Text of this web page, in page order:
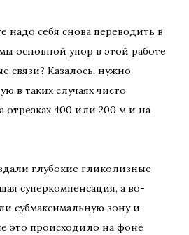
надо себя снова переводить в
основной упор в этой работе
связи? Казалось, нужно
в таких случаях чисто
отрезках 400 или 200 м и на
глубокие гликолизные
суперкомпенсация, а во-
субмаксимальную зону и
это происходило на фоне